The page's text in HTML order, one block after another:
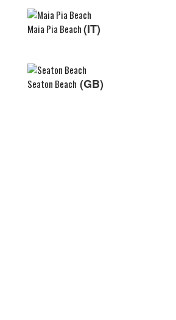
Maia Pia Beach(IT)
Seaton Beach (GB)